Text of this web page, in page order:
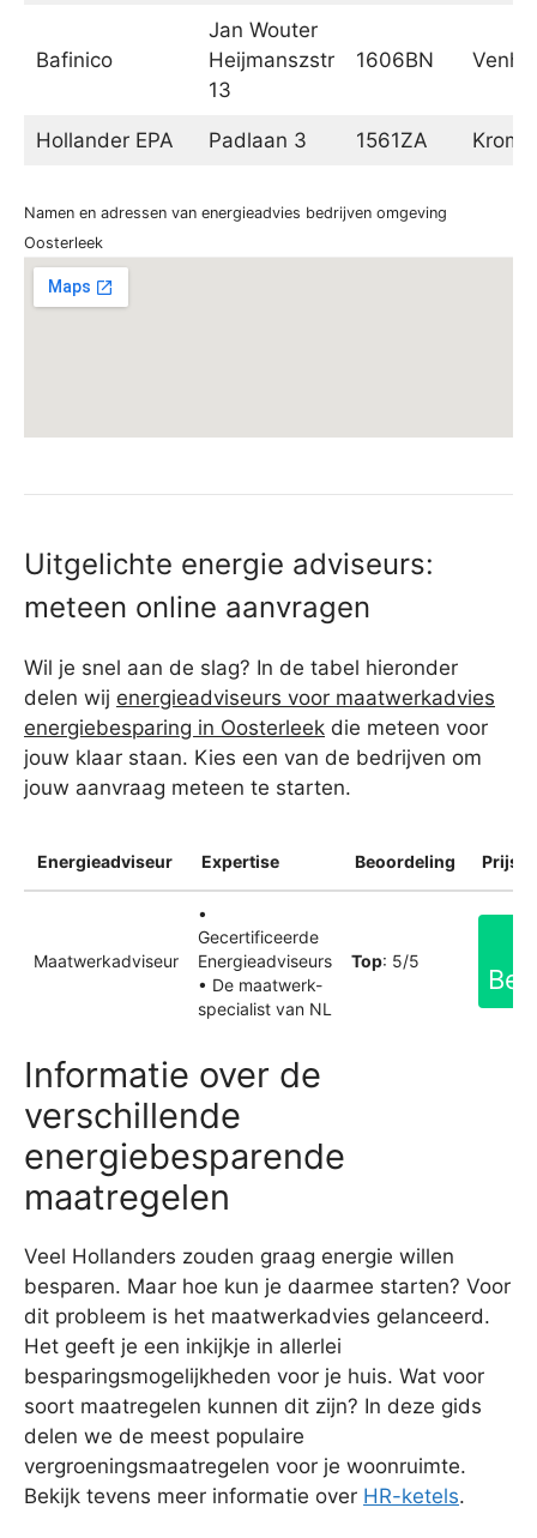
Bafinico
Jan Wouter
Heijmanszstr
13
1606BN
Hollander EPA Padlaan 3 1561ZA
Namen en adressen van energieadvies bedrijven omgeving
Oosterleek
Uitgelichte energie adviseurs:
meteen online aanvragen
Wil je snel aan de slag? In de tabel hieronder
delen wij energieadviseurs voor maatwerkadvies
energiebesparing in Oosterleek die meteen voor
jouw klaar staan. Kies een van de bedrijven om
jouw aanvraag meteen te starten.
Energieadviseur Expertise Beoordeling
Maatwerkadviseur
•
Gecertificeerde
Energieadviseurs
• De maatwerk-
specialist van NL
Top: 5/5
Informatie over de
verschillende
energiebesparende
maatregelen
Veel Hollanders zouden graag energie willen
besparen. Maar hoe kun je daarmee starten? Voor
dit probleem is het maatwerkadvies gelanceerd.
Het geeft je een inkijkje in allerlei
besparingsmogelijkheden voor je huis. Wat voor
soort maatregelen kunnen dit zijn? In deze gids
delen we de meest populaire
vergroeningsmaatregelen voor je woonruimte.
Bekijk tevens meer informatie over HR-ketels.